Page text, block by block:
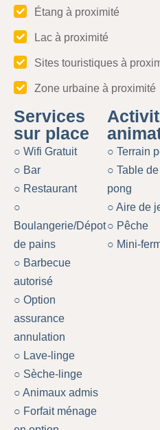
Étang à proximité
Lac à proximité
Sites touristiques à
Zone urbaine à proximité
Services
sur place
○ Wifi Gratuit
○ Bar
○ Restaurant
○
Boulangerie/Dépot
de pains
○ Barbecue
autorisé
○ Option
assurance
annulation
○ Lave-linge
○ Sèche-linge
○ Animaux admis
○ Forfait ménage
○ Terrain
○ Table
pong
○ Aire de
○ Pêche
○ Mini-